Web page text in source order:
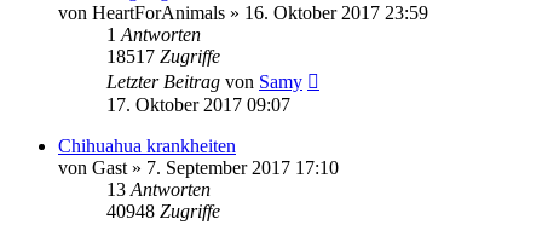
von HeartForAnimals » 16. Oktober 2017 23:59
1 Antworten
18517 Zugriffe
Letzter Beitrag von Samy
17. Oktober 2017 09:07
Chihuahua krankheiten
von Gast » 7. September 2017 17:10
13 Antworten
40948 Zugriffe